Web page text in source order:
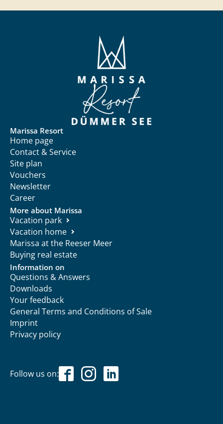
Marissa Resort
Home page
Contact & Service
Site plan
Vouchers
Newsletter
Career
More about Marissa
Vacation park
Vacation home
Marissa at the Reeser Meer
Buying real estate
Information on
Questions & Answers
Downloads
Your feedback
General Terms and Conditions of Sale
Imprint
Privacy policy
Follow us on: